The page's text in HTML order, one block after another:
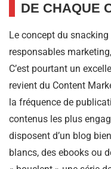
DE CHAQUE
Le concept du
responsables
C’est pourtant un
revient du Content
la fréquence de
contenus les plus
disposent d’un blog
blancs, des ebooks ou